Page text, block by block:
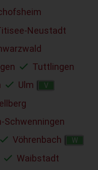
Neustadt
Tuttlingen
Ulm V
Schwenningen
Vöhrenbach W
Waibstadt